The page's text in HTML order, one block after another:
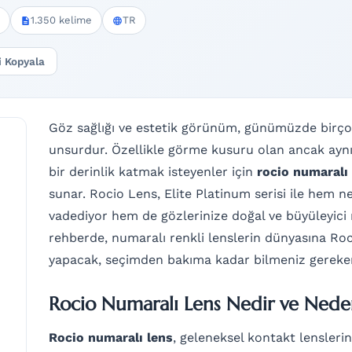
1.350 kelime TR
Kopyala
Göz sağlığı ve estetik görünüm, günümüzde
unsurdur. Özellikle görme kusuru olan ancak
bir derinlik katmak isteyenler için rocio numaralı
sunar. Rocio Lens, Elite Platinum serisi ile hem
vadediyor hem de gözlerinize doğal ve büyüleyici
rehberde, numaralı renkli lenslerin dünyasına
yapacak, seçimden bakıma kadar bilmeniz
Rocio Numaralı Lens Nedir ve
Rocio numaralı lens, geleneksel kontakt